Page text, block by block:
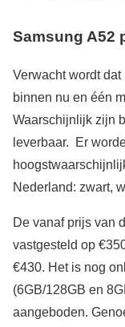
Samsung A52
Verwacht wordt
binnen nu en één
Waarschijnlijk zijn
leverbaar. Er
Nederland: zwart,
De vanaf prijs van
vastgesteld op
€430. Het is nog
(6GB/128GB en
aangeboden.